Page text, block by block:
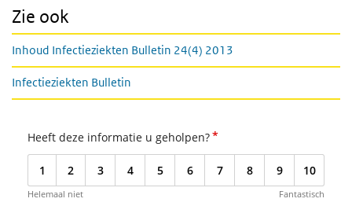
Zie ook
Inhoud Infectieziekten Bulletin 24(4) 2013
Infectieziekten Bulletin
Heeft deze informatie u geholpen?*
1 2 3 4 5 6 7 8 9 10
Helemaal niet Fantastisch